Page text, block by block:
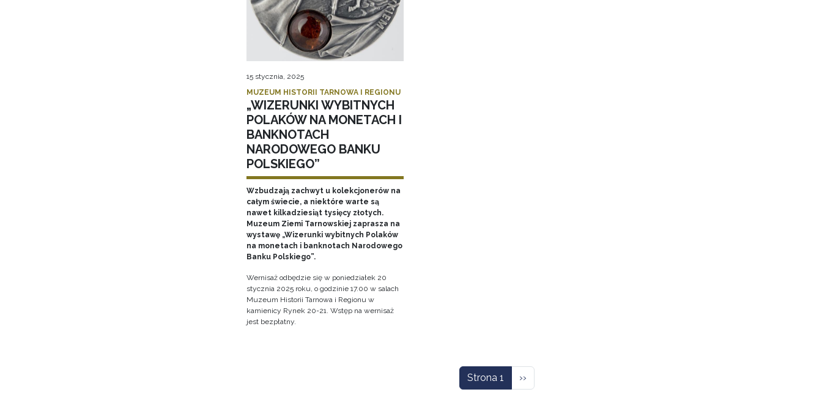
15 stycznia, 2025
MUZEUM HISTORII TARNOWA I REGIONU
„WIZERUNKI WYBITNYCH
POLAKÓW NA MONETACH I
BANKNOTACH
NARODOWEGO BANKU
POLSKIEGO”
Wzbudzają zachwyt u kolekcjonerów na
całym świecie, a niektóre warte są
nawet kilkadziesiąt tysięcy złotych.
Muzeum Ziemi Tarnowskiej zaprasza na
wystawę „Wizerunki wybitnych Polaków
na monetach i banknotach Narodowego
Banku Polskiego”.
Wernisaż odbędzie się w poniedziałek 20
stycznia 2025 roku, o godzinie 17.00 w salach
Muzeum Historii Tarnowa i Regionu w
kamienicy Rynek 20-21. Wstęp na wernisaż
jest bezpłatny.
Strona 1 Następna strona
››